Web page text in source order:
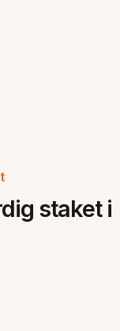
staket i